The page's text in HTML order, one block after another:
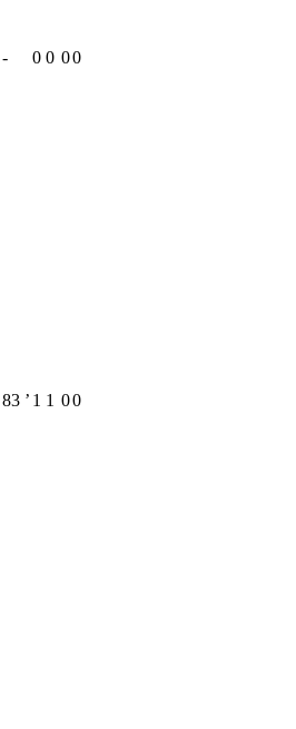
- 0 0 00
83 ʼ 1 1 00